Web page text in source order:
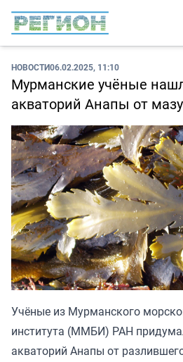
НОВОСТИ06.02.2025, 11:10
Мурманские учёные
акваторий Анапы от
Учёные из Мурманского
института (ММБИ) РАН
акваторий Анапы от